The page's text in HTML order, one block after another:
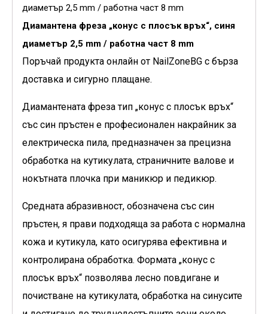
диаметър 2,5 mm / работна част 8 mm
Диамантена фреза „конус с плосък връх“, синя
диаметър 2,5 mm / работна част 8 mm
Поръчай продукта онлайн от NailZoneBG с бърза
доставка и сигурно плащане.
Диамантената фреза тип „конус с плосък връх“
със син пръстен е професионален накрайник за
електрическа пила, предназначен за прецизна
обработка на кутикулата, страничните валове и
нокътната плочка при маникюр и педикюр.
Средната абразивност, обозначена със син
пръстен, я прави подходяща за работа с нормална
кожа и кутикула, като осигурява ефективна и
контролирана обработка. Формата „конус с
плосък връх“ позволява лесно повдигане и
почистване на кутикулата, обработка на синусите